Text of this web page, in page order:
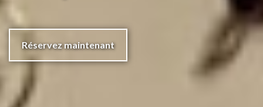
Réservez maintenant